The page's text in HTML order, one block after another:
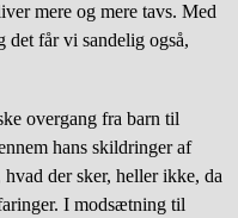
mere og mere tavs. Med
det får vi sandelig også,
overgang fra barn til
hans skildringer af
der sker, heller ikke, da
I modsætning til